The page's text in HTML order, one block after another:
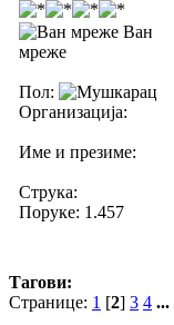
Ван
мреже
Пол:
Организација:
Име и презиме:
Струка:
Поруке: 1.457
Тагови:
Странице: 1 [2] 3 4 ...